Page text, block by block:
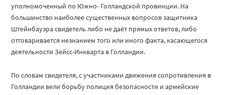
уполномоченный по Южно- Голландской провинции. На
большинство наиболее существенных вопросов защитника
Штейнбауэра свидетель либо не даёт прямых ответов, либо
отговаривается незнанием того или иного факта, касающегося
деятельности Зейсс-Инкварта в Голландии.
По словам свидетеля, с участниками движения сопротивления в
Голландии вели борьбу полиция безопасности и армейские